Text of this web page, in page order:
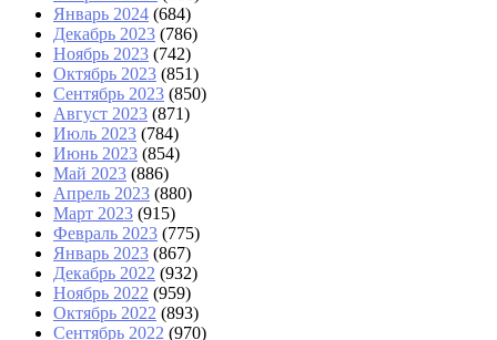
Январь 2024 (684)
Декабрь 2023 (786)
Ноябрь 2023 (742)
Октябрь 2023 (851)
Сентябрь 2023 (850)
Август 2023 (871)
Июль 2023 (784)
Июнь 2023 (854)
Май 2023 (886)
Апрель 2023 (880)
Март 2023 (915)
Февраль 2023 (775)
Январь 2023 (867)
Декабрь 2022 (932)
Ноябрь 2022 (959)
Октябрь 2022 (893)
Сентябрь 2022 (970)